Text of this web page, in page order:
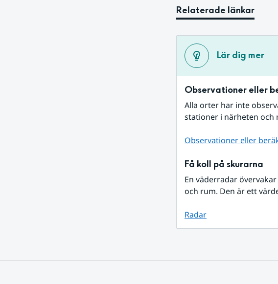
Relaterade länkar
Lär dig mer
Observationer eller
Alla orter har inte
stationer i närheten och
Observationer eller
Få koll på skurarna
En väderradar
och rum. Den är ett
Radar